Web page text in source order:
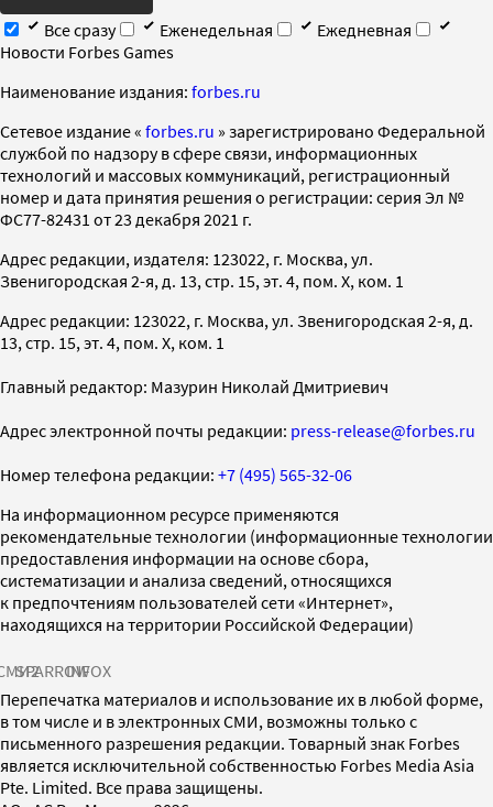
Все сразу
Еженедельная
Ежедневная
Новости Forbes Games
Наименование издания: forbes.ru
Cетевое издание « forbes.ru » зарегистрировано Федеральной
службой по надзору в сфере связи, информационных
технологий и массовых коммуникаций, регистрационный
номер и дата принятия решения о регистрации: серия Эл №
ФС77-82431 от 23 декабря 2021 г.
Адрес редакции, издателя: 123022, г. Москва, ул.
Звенигородская 2-я, д. 13, стр. 15, эт. 4, пом. X, ком. 1
Адрес редакции: 123022, г. Москва, ул. Звенигородская 2-я, д.
13, стр. 15, эт. 4, пом. X, ком. 1
Главный редактор: Мазурин Николай Дмитриевич
Адрес электронной почты редакции: press-release@forbes.ru
Номер телефона редакции: +7 (495) 565-32-06
На информационном ресурсе применяются
рекомендательные технологии (информационные технологии
предоставления информации на основе сбора,
систематизации и анализа сведений, относящихся
к предпочтениям пользователей сети «Интернет»,
находящихся на территории Российской Федерации)
SPARROWINFOX
Перепечатка материалов и использование их в любой форме,
в том числе и в электронных СМИ, возможны только с
письменного разрешения редакции. Товарный знак Forbes
является исключительной собственностью Forbes Media Asia
Pte. Limited. Все права защищены.